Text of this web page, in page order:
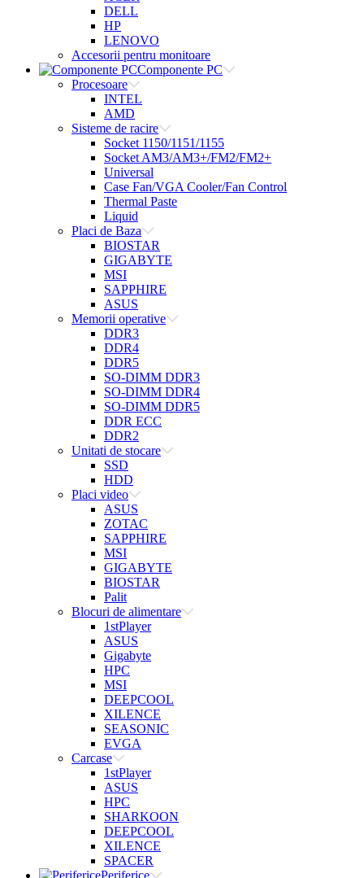
DELL
HP
LENOVO
Accesorii pentru monitoare
Componente PC
Procesoare
INTEL
AMD
Sisteme de racire
Socket 1150/1151/1155
Socket AM3/AM3+/FM2/FM2+
Universal
Case Fan/VGA Cooler/Fan Control
Thermal Paste
Liquid
Placi de Baza
BIOSTAR
GIGABYTE
MSI
SAPPHIRE
ASUS
Memorii operative
DDR3
DDR4
DDR5
SO-DIMM DDR3
SO-DIMM DDR4
SO-DIMM DDR5
DDR ECC
DDR2
Unitati de stocare
SSD
HDD
Placi video
ASUS
ZOTAC
SAPPHIRE
MSI
GIGABYTE
BIOSTAR
Palit
Blocuri de alimentare
1stPlayer
ASUS
Gigabyte
HPC
MSI
DEEPCOOL
XILENCE
SEASONIC
EVGA
Carcase
1stPlayer
ASUS
HPC
SHARKOON
DEEPCOOL
XILENCE
SPACER
Periferice